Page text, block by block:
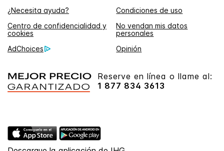
¿Necesita ayuda?
Condiciones de uso
Centro de confidencialidad y
cookies
No vendan mis datos
personales
AdChoices
Opinión
Reserve en línea o llame al:
1 877 834 3613